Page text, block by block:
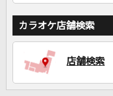
カラオケ店舗検索
店舗検索